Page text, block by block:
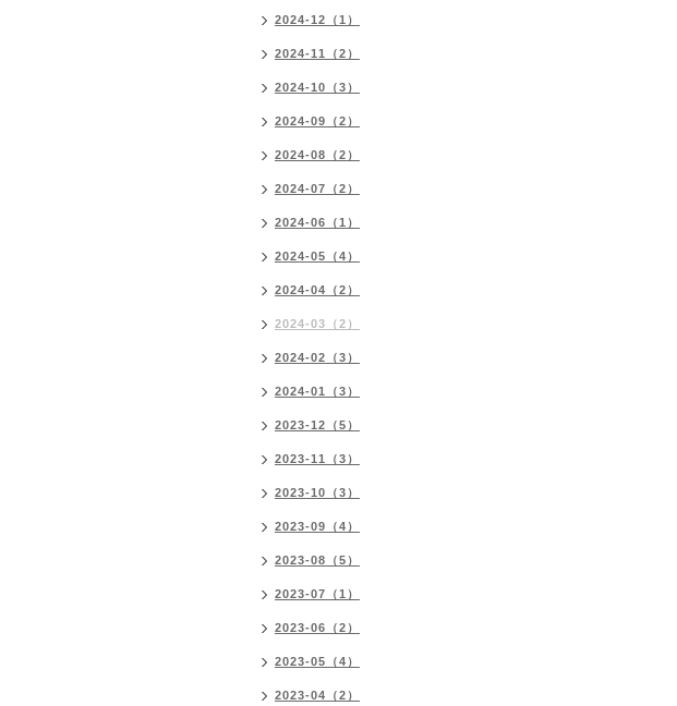
2024-12（1）
2024-11（2）
2024-10（3）
2024-09（2）
2024-08（2）
2024-07（2）
2024-06（1）
2024-05（4）
2024-04（2）
2024-03（2）
2024-02（3）
2024-01（3）
2023-12（5）
2023-11（3）
2023-10（3）
2023-09（4）
2023-08（5）
2023-07（1）
2023-06（2）
2023-05（4）
2023-04（2）